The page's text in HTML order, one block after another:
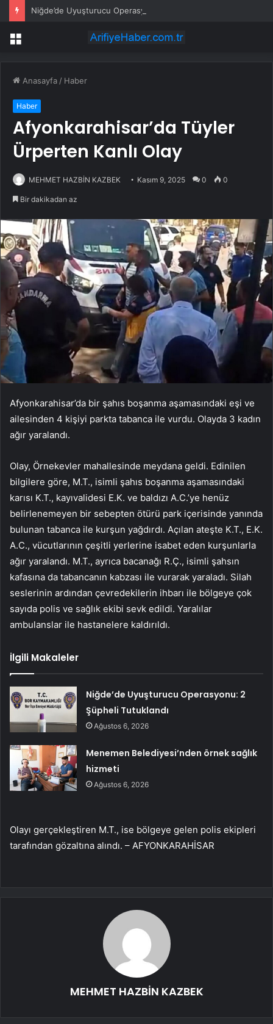
Niğde’de Uyuşturucu Operasyonu: 2 Şüpheli Tutuklandı
Menü
Anasayfa / Haber
Haber
Afyonkarahisar’da Tüyler
Ürperten Kanlı Olay
MEHMET HAZBİN KAZBEK Kasım 9, 2025 0 0
Bir dakikadan az
Afyonkarahisar’da bir şahıs boşanma aşamasındaki eşi ve
ailesinden 4 kişiyi parkta tabanca ile vurdu. Olayda 3 kadın
ağır yaralandı.
Olay, Örnekevler mahallesinde meydana geldi. Edinilen
bilgilere göre, M.T., isimli şahıs boşanma aşamasındaki
karısı K.T., kayıvalidesi E.K. ve baldızı A.C.’ye henüz
belirlenemeyen bir sebepten ötürü park içerisinde yanında
bulunan tabanca ile kurşun yağdırdı. Açılan ateşte K.T., E.K.
A.C., vücutlarının çeşitli yerlerine isabet eden kurşunlarla
ağır yaralandı. M.T., ayrıca bacanağı R.Ç., isimli şahsın
kafasına da tabancanın kabzası ile vurarak yaraladı. Silah
seslerinin ardından çevredekilerin ihbarı ile bölgeye çok
sayıda polis ve sağlık ekibi sevk edildi. Yaralılar
ambulanslar ile hastanelere kaldırıldı.
İlgili Makaleler
Niğde’de Uyuşturucu Operasyonu: 2
Şüpheli Tutuklandı
Ağustos 6, 2026
Menemen Belediyesi’nden örnek sağlık
hizmeti
Ağustos 6, 2026
Olayı gerçekleştiren M.T., ise bölgeye gelen polis ekipleri
tarafından gözaltına alındı. – AFYONKARAHİSAR
MEHMET HAZBİN KAZBEK